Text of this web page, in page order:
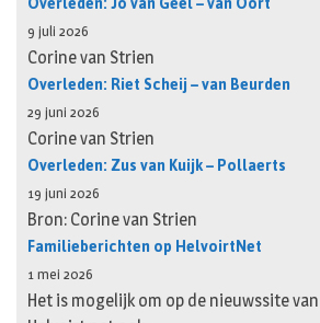
9 juli 2026
Corine van Strien
Overleden: Riet Scheij – van Beurden
29 juni 2026
Corine van Strien
Overleden: Zus van Kuijk – Pollaerts
19 juni 2026
Bron: Corine van Strien
Familieberichten op HelvoirtNet
1 mei 2026
Het is mogelijk om op de nieuwssite van